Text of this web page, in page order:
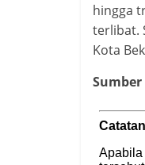
hingga
terlibat.
Kota